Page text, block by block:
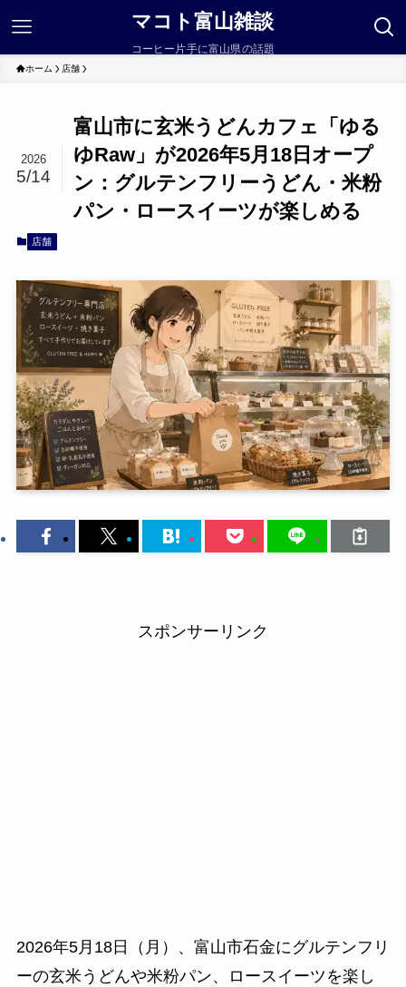
マコト富山雑談
コーヒー片手に富山県の話題
ホーム 店舗
富山市に玄米うどんカフェ「ゆる
ゆRaw」が2026年5月18日オープ
ン：グルテンフリーうどん・米粉
パン・ロースイーツが楽しめる
2026
5/14
店舗
スポンサーリンク
2026年5月18日（月）、富山市石金にグルテンフリ
ーの玄米うどんや米粉パン、ロースイーツを楽し